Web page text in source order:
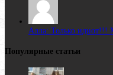
Алла: Только идиот!!!
Популярные статьи